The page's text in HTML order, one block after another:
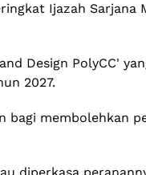
Ijazah Sarjana
Design PolyCC'
2027.
membolehkan